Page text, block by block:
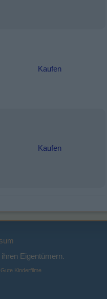
Kaufen
Kaufen
Eigentümern.
Gute Kinderfilme